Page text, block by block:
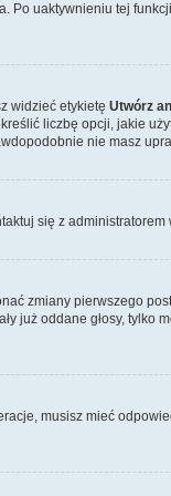
uaktywnieniu tej
widzieć etykietę Utwórz
liczbę opcji, jakie
nie masz
się z administratorem
zmiany pierwszego
już oddane głosy, tylko
musisz mieć